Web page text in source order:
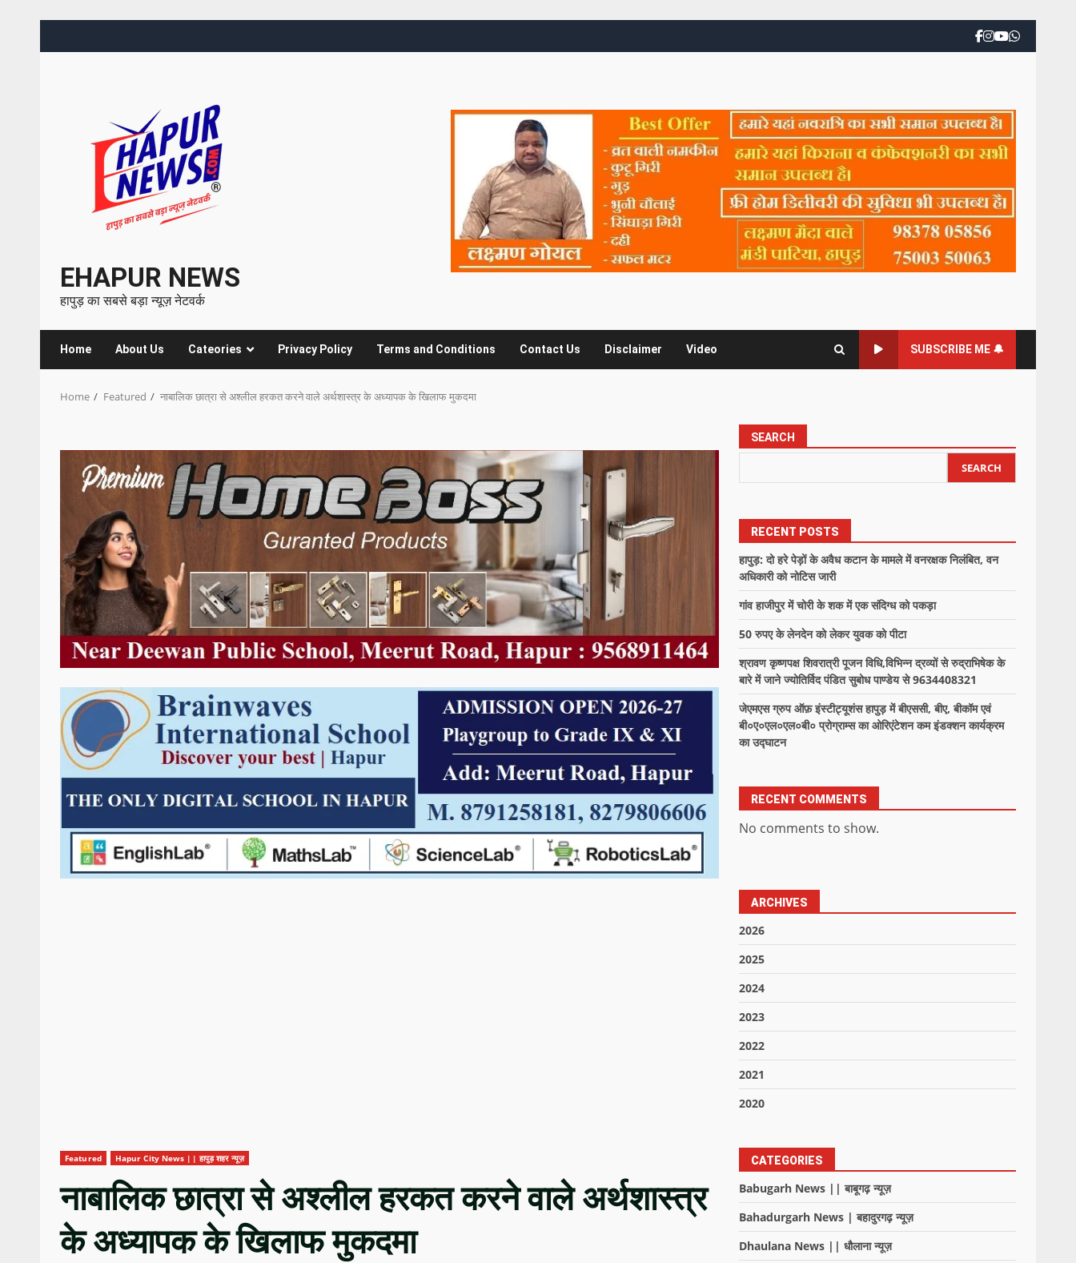
EHAPUR NEWS
हापुड़ का सबसे बड़ा न्यूज़ नेटवर्क
Home About Us Cateories Privacy Policy Terms and Conditions Contact Us Disclaimer Video SUBSCRIBE ME 🔔
Home Featured नाबालिक छात्रा से अश्लील हरकत करने वाले अर्थशास्त्र के अध्यापक के खिलाफ मुकदमा
Featured Hapur City News || हापुड़ शहर न्यूज़
नाबालिक छात्रा से अश्लील हरकत करने वाले अर्थशास्त्र
के अध्यापक के खिलाफ मुकदमा
SEARCH
SEARCH
RECENT POSTS
हापुड़: दो हरे पेड़ों के अवैध कटान के मामले में वनरक्षक निलंबित, वन
अधिकारी को नोटिस जारी
गांव हाजीपुर में चोरी के शक में एक संदिग्ध को पकड़ा
50 रुपए के लेनदेन को लेकर युवक को पीटा
श्रावण कृष्णपक्ष शिवरात्री पूजन विधि,विभिन्न द्रव्यों से रुद्राभिषेक के
बारे में जाने ज्योतिर्विद पंडित सुबोध पाण्डेय से 9634408321
जेएमएस ग्रुप ऑफ़ इंस्टीट्यूशंस हापुड़ में बीएससी, बीए, बीकॉम एवं
बी०ए०एल०एल०बी० प्रोग्राम्स का ओरिएंटेशन कम इंडक्शन कार्यक्रम
का उद्घाटन
RECENT COMMENTS
No comments to show.
ARCHIVES
2026
2025
2024
2023
2022
2021
2020
CATEGORIES
Babugarh News || बाबूगढ़ न्यूज़
Bahadurgarh News | बहादुरगढ़ न्यूज़
Dhaulana News || धौलाना न्यूज़